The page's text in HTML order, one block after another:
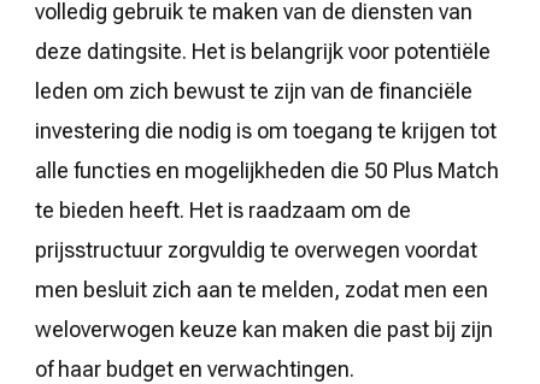
volledig gebruik te maken van de diensten van
deze datingsite. Het is belangrijk voor potentiële
leden om zich bewust te zijn van de financiële
investering die nodig is om toegang te krijgen tot
alle functies en mogelijkheden die 50 Plus Match
te bieden heeft. Het is raadzaam om de
prijsstructuur zorgvuldig te overwegen voordat
men besluit zich aan te melden, zodat men een
weloverwogen keuze kan maken die past bij zijn
of haar budget en verwachtingen.